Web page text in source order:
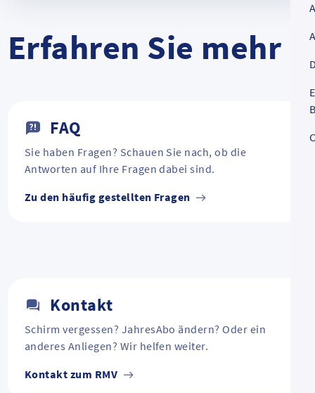
Erfahren Sie mehr
FAQ
Sie haben Fragen? Schauen Sie nach, ob die
Antworten auf Ihre Fragen dabei sind.
Zu den häufig gestellten Fragen
Kontakt
Schirm vergessen? JahresAbo ändern? Oder ein
anderes Anliegen? Wir helfen weiter.
Kontakt zum RMV